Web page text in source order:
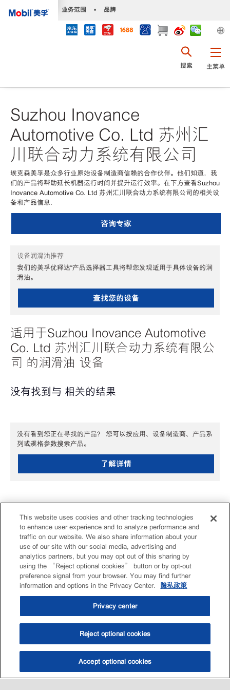
业务范围 • 品牌
主菜单
搜索
选油助手 查找门店
Suzhou Inovance
Automotive Co. Ltd 苏州汇
川联合动力系统有限公司
埃克森美孚是众多行业原始设备制造商信赖的合作伙伴。他们知道，我
们的产品将帮助延长机器运行时间并提升运行效率。在下方查看Suzhou
Inovance Automotive Co. Ltd 苏州汇川联合动力系统有限公司的相关设
备和产品信息.
咨询专家
设备润滑油推荐
我们的美孚优释达℠产品选择器工具将帮您发现适用于具体设备的润
滑油。
查找您的设备
适用于Suzhou Inovance Automotive
Co. Ltd 苏州汇川联合动力系统有限公
司 的润滑油 设备
没有找到与 相关的结果
没有看到您正在寻找的产品？ 您可以按应用、设备制造商、产品系
列或规格参数搜索产品。
了解详情
This website uses cookies and other tracking technologies
to enhance user experience and to analyze performance and
traffic on our website. We also share information about your
use of our site with our social media, advertising and
analytics partners, but you may opt out of this sharing by
using the “Reject optional cookies” button or by opt-out
preference signal from your browser. You may find further
information and options in the Privacy Center.
隐私政策
Privacy center
Reject optional cookies
Accept optional cookies